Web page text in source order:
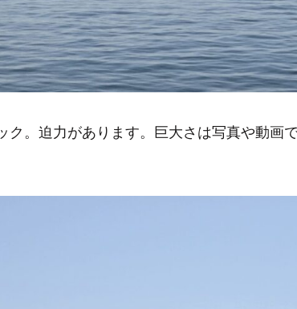
ク。迫力があります。巨大さは写真や動画